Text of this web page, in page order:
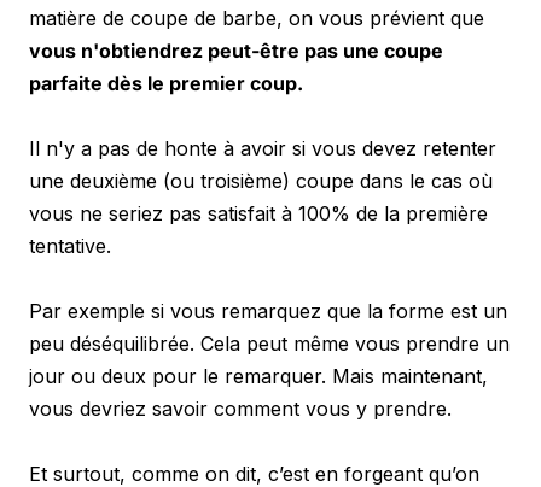
vous n'obtiendrez peut-être pas une coupe
parfaite dès le premier coup.
Il n'y a pas de honte à avoir si vous devez retenter
une deuxième (ou troisième) coupe dans le cas où
vous ne seriez pas satisfait à 100% de la première
tentative.
Par exemple si vous remarquez que la forme est un
peu déséquilibrée. Cela peut même vous prendre un
jour ou deux pour le remarquer. Mais maintenant,
vous devriez savoir comment vous y prendre.
Et surtout, comme on dit, c’est en forgeant qu’on